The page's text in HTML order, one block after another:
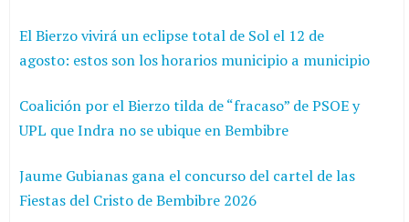
El Bierzo vivirá un eclipse total de Sol el 12 de
agosto: estos son los horarios municipio a municipio
Coalición por el Bierzo tilda de “fracaso” de PSOE y
UPL que Indra no se ubique en Bembibre
Jaume Gubianas gana el concurso del cartel de las
Fiestas del Cristo de Bembibre 2026